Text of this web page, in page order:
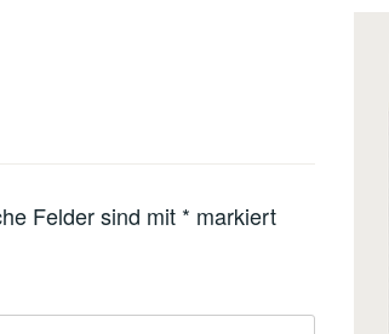
Felder sind mit * markiert